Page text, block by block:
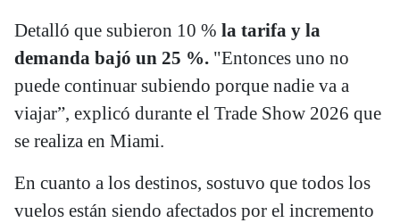
Detalló que subieron 10 % la tarifa y la
demanda bajó un 25 %. "Entonces uno no
puede continuar subiendo porque nadie va a
viajar”, explicó durante el Trade Show 2026 que
se realiza en Miami.
En cuanto a los destinos, sostuvo que todos los
vuelos están siendo afectados por el incremento